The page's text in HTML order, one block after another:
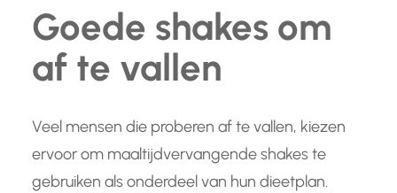
Goede shakes om
af te vallen
Veel mensen die proberen af te vallen, kiezen
ervoor om maaltijdvervangende shakes te
gebruiken als onderdeel van hun dieetplan.